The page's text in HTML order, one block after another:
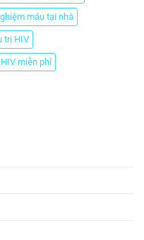
máu tại nhà
trị HIV
miễn phí